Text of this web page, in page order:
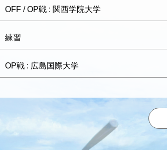
OFF / OP戦 : 関西学院大学
練習
OP戦 : 広島国際大学